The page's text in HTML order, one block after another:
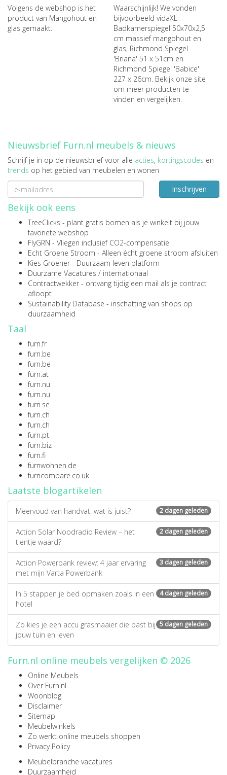
Volgens de webshop is het
product van Mangohout en
glas gemaakt.
Waarschijnlijk! We vonden
bijvoorbeeld vidaXL
Badkamerspiegel 50x70x2,5
cm massief mangohout en
glas, Richmond Spiegel
'Briana' 51 x 51cm en
Richmond Spiegel 'Babice'
227 x 26cm. Bekijk onze site
om meer producten te
vinden en vergelijken.
Nieuwsbrief Furn.nl meubels & nieuws
Schrijf je in op de nieuwsbrief voor alle acties, kortingscodes en
trends op het gebied van meubelen en wonen
Inschrijven
Bekijk ook eens
TreeClicks - plant gratis bomen als je winkelt bij jouw
favoriete webshop
FlyGRN - Vliegen inclusief CO2-compensatie
Echt Groene Stroom - Alleen écht groene stroom afsluiten
Kies Groener - Duurzaam leven platform
Duurzame Vacatures / internationaal
Contractwekker - ontvang tijdig een mail als je contract
afloopt
Sustainability Database - inschatting van shops op
duurzaamheid
Taal
furn.fr
furn.be
furn.be
furn.at
furn.nu
furn.nu
furn.se
furn.ch
furn.ch
furn.pt
furn.biz
furn.fi
furnwohnen.de
furncompare.co.uk
Laatste blogartikelen
2 dagen geleden
Meervoud van handvat: wat is juist?
2 dagen geleden
Action Solar Noodradio Review – het
tientje waard?
3 dagen geleden
Action Powerbank review: 4 jaar ervaring
met mijn Varta Powerbank
4 dagen geleden
In 5 stappen je bed opmaken zoals in een
hotel
5 dagen geleden
Zo kies je een accu grasmaaier die past bij
jouw tuin en leven
Furn.nl online meubels vergelijken © 2026
Online Meubels
Over Furn.nl
Woonblog
Disclaimer
Sitemap
Meubelwinkels
Zo werkt online meubels shoppen
Privacy Policy
Meubelbranche vacatures
Duurzaamheid